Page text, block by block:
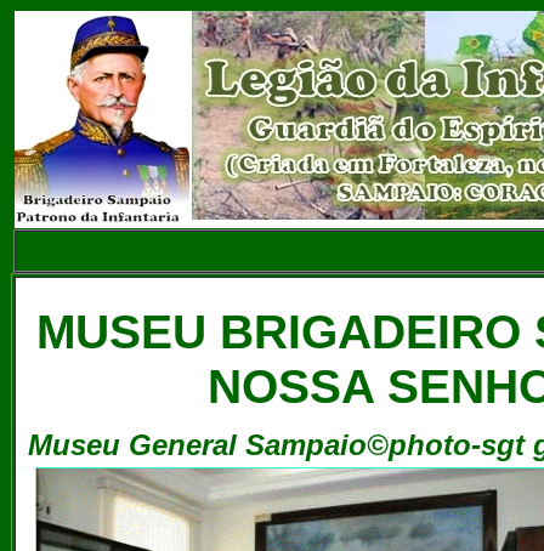
MUSEU BRIGADEIRO
NOSSA
Museu General Sampaio©photo-sgt